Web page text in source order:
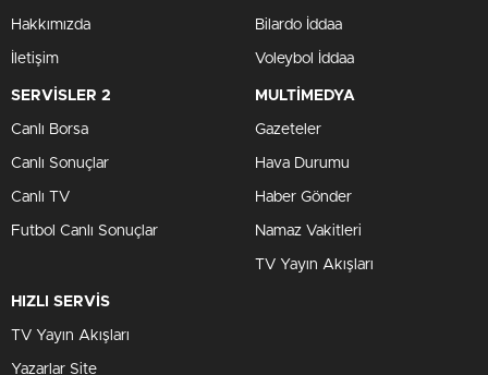
Hakkımızda
İletişim
Bilardo İddaa
Voleybol İddaa
SERVİSLER 2
Canlı Borsa
Canlı Sonuçlar
Canlı TV
Futbol Canlı Sonuçlar
MULTİMEDYA
Gazeteler
Hava Durumu
Haber Gönder
Namaz Vakitleri
TV Yayın Akışları
HIZLI SERVİS
TV Yayın Akışları
Yazarlar Site